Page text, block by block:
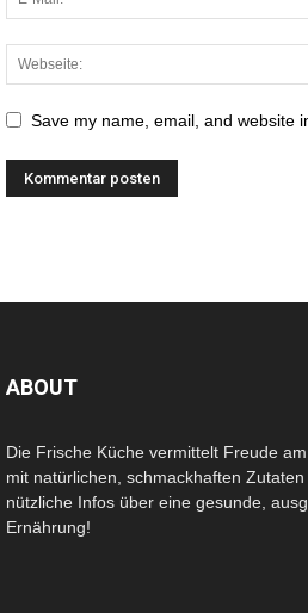
Save my name, email, and website
ABOUT
Die Frische Küche vermittelt Freude
mit natürlichen, schmackhaften
nützliche Infos über eine gesunde,
Ernährung!